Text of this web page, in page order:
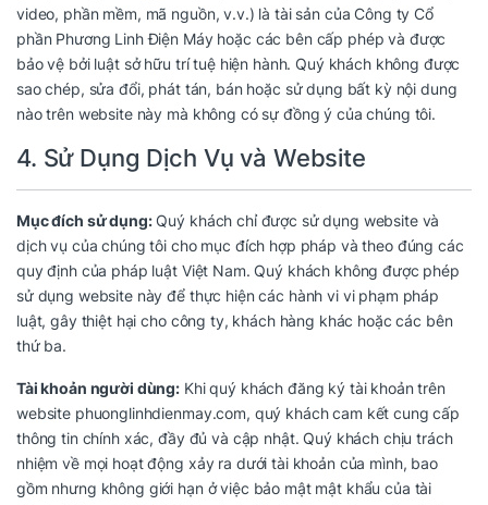
video, phần mềm, mã nguồn, v.v.) là tài sản của Công ty Cổ
phần Phương Linh Điện Máy hoặc các bên cấp phép và được
bảo vệ bởi luật sở hữu trí tuệ hiện hành. Quý khách không được
sao chép, sửa đổi, phát tán, bán hoặc sử dụng bất kỳ nội dung
nào trên website này mà không có sự đồng ý của chúng tôi.
4. Sử Dụng Dịch Vụ và Website
Mục đích sử dụng:Quý khách chỉ được sử dụng website và
dịch vụ của chúng tôi cho mục đích hợp pháp và theo đúng các
quy định của pháp luật Việt Nam. Quý khách không được phép
sử dụng website này để thực hiện các hành vi vi phạm pháp
luật, gây thiệt hại cho công ty, khách hàng khác hoặc các bên
thứ ba.
Tài khoản người dùng: Khi quý khách đăng ký tài khoản trên
website phuonglinhdienmay.com, quý khách cam kết cung cấp
thông tin chính xác, đầy đủ và cập nhật. Quý khách chịu trách
nhiệm về mọi hoạt động xảy ra dưới tài khoản của mình, bao
gồm nhưng không giới hạn ở việc bảo mật mật khẩu của tài